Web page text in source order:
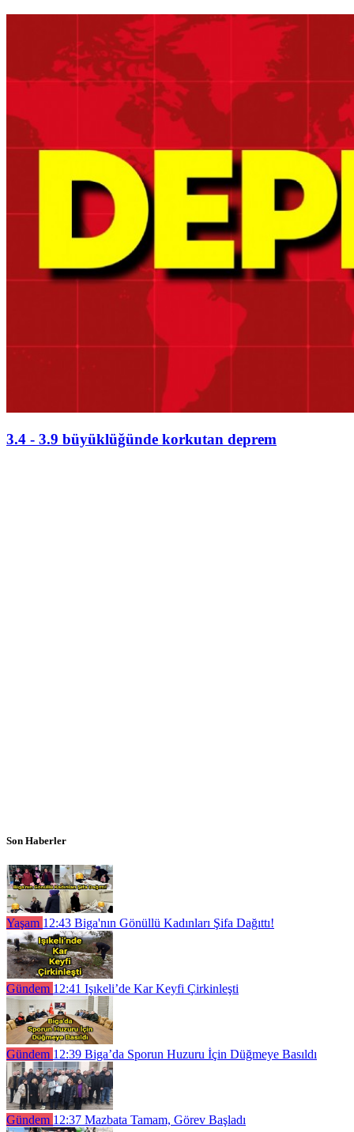
3.4 - 3.9 büyüklüğünde korkutan deprem
Son Haberler
Yaşam 12:43 Biga'nın Gönüllü Kadınları Şifa Dağıttı!
Gündem 12:41 Işıkeli’de Kar Keyfi Çirkinleşti
Gündem 12:39 Biga’da Sporun Huzuru İçin Düğmeye Basıldı
Gündem 12:37 Mazbata Tamam, Görev Başladı